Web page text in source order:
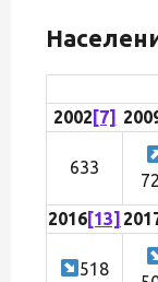
2002 [7]
633
2016[13]
518